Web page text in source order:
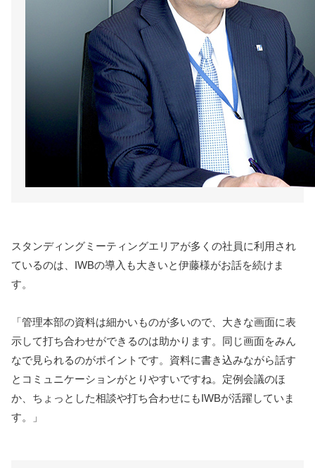
スタンディングミーティングエリアが多くの社員に利用され
ているのは、IWBの導入も大きいと伊藤様がお話を続けま
す。
「管理本部の資料は細かいものが多いので、大きな画面に表
示して打ち合わせができるのは助かります。同じ画面をみん
なで見られるのがポイントです。資料に書き込みながら話す
とコミュニケーションがとりやすいですね。定例会議のほ
か、ちょっとした相談や打ち合わせにもIWBが活躍していま
す。」